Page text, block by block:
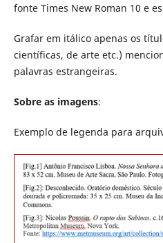
fonte Times New Roman 10 e
Grafar em itálico apenas os
científicas, de arte etc.)
palavras estrangeiras.
Sobre as imagens:
Exemplo de legenda para